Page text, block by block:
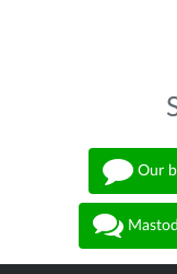
Our